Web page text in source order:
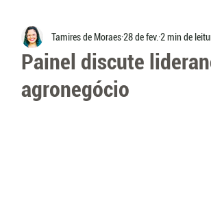
Painel discute
agronegócio
Tamires de Moraes28 de fev. 2 min de